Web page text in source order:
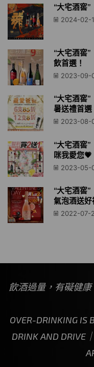
“大宅酒窖
2024-02-
“大宅酒窖
飲首選！
2023-09-
“大宅酒窖
暑送禮首選
2023-08-
“大宅酒窖
咪我愛您💗
2023-05-
“大宅酒窖
氣泡酒送好
2022-07-
飲酒過量，有礙健
OVER-DRINKING IS
DRINK AND DRIVE